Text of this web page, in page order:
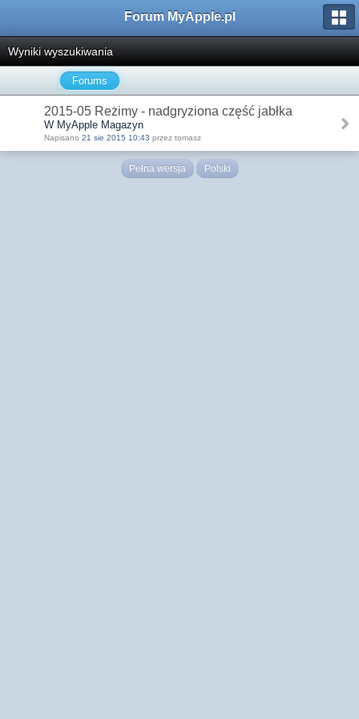
Forum MyApple.pl
Wyniki wyszukiwania
Forums
2015-05 Reżimy - nadgryziona część jabłka
W MyApple Magazyn
Napisano 21 sie 2015 10:43 przez tomasz
Pełna wersja Polski